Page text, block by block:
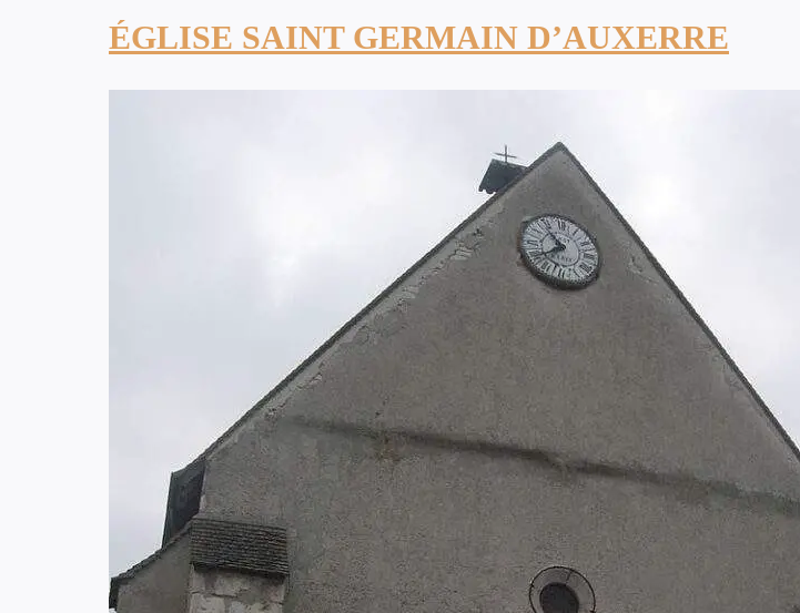
ÉGLISE SAINT GERMAIN D’AUXERRE